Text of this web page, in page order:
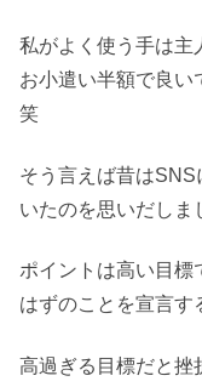
私がよく使う手は主
お小遣い半額で良い
笑
そう言えば昔は
いたのを思いだしま
ポイントは高い目標
はずのことを宣言す
高過ぎる目標だと挫